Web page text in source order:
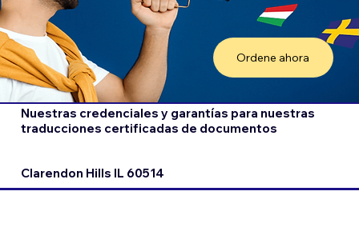
Ordene ahora
Nuestras credenciales y garantías para nuestras
traducciones certificadas de documentos
Clarendon Hills IL 60514